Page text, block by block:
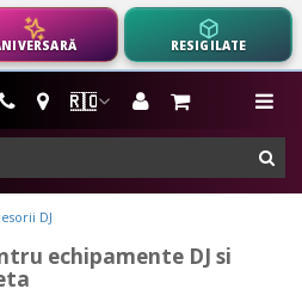
RESIGILATE
🇷🇴
DJ
echipamente DJ si